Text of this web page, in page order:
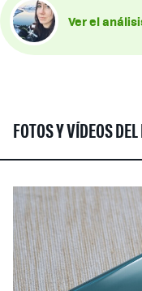
Ver el
FOTOS Y VÍDEOS